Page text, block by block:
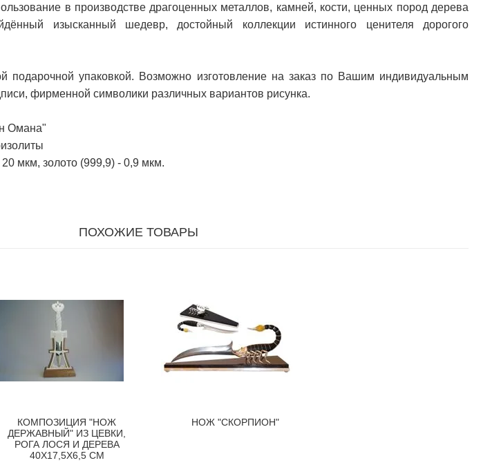
в производстве драгоценных металлов, камней, кости, ценных пород дерева
изысканный шедевр, достойный коллекции истинного ценителя дорогого
подарочной упаковкой. Возможно изготовление на заказ по Вашим индивидуальным
фирменной символики различных вариантов рисунка.
Омана"
мкм, золото (999,9) - 0,9 мкм.
ПОХОЖИЕ ТОВАРЫ
КОМПОЗИЦИЯ "НОЖ
ДЕРЖАВНЫЙ" ИЗ ЦЕВКИ,
РОГА ЛОСЯ И ДЕРЕВА
40Х17,5Х6,5 СМ
НОЖ "СКОРПИОН"